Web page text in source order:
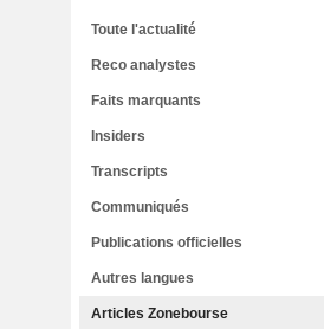
Toute l'actualité
Reco analystes
Faits marquants
Insiders
Transcripts
Communiqués
Publications officielles
Autres langues
Articles Zonebourse